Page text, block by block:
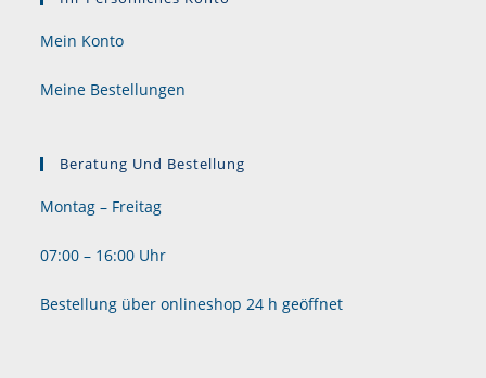
Mein Konto
Meine Bestellungen
Beratung Und Bestellung
Montag – Freitag
07:00 – 16:00 Uhr
Bestellung über onlineshop 24 h geöffnet